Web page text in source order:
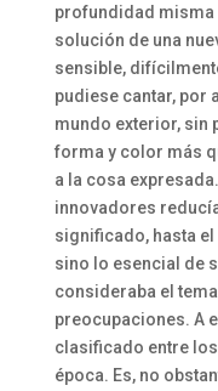
profundidad misma
solución de una
sensible,
pudiese cantar, por
mundo exterior, sin
forma y color más
a la cosa
innovadores
significado, hasta
sino lo esencial de
consideraba el
preocupaciones. A
clasificado entre
época. Es, no